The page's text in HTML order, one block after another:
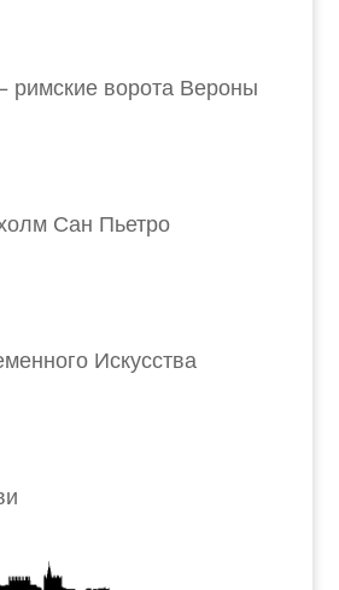
ворота Вероны
Сан Пьетро
Искусства